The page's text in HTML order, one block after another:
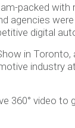
packed
agencies
digital
in
industry
360° video to